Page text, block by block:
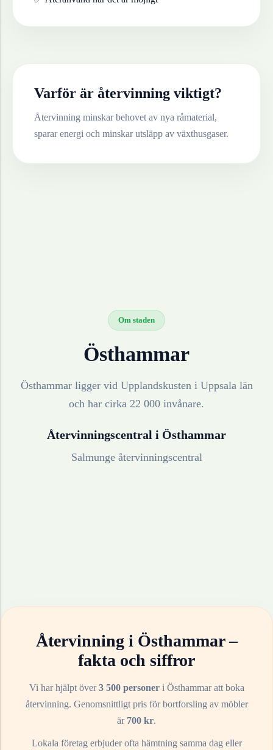
Varför är återvinning viktigt?
Återvinning minskar behovet av nya råmaterial,
sparar energi och minskar utsläpp av växthusgaser.
Om staden
Östhammar
Östhammar ligger vid Upplandskusten i Uppsala län
och har cirka 22 000 invånare.
Återvinningscentral i Östhammar
Salmunge återvinningscentral
Återvinning i Östhammar–
fakta och siffror
Vi har hjälpt över3 500 personeri Östhammaratt boka
återvinning. Genomsnittligt pris för bortforsling av möbler
är 700 kr.
Lokala företag erbjuder ofta hämtning samma dag eller